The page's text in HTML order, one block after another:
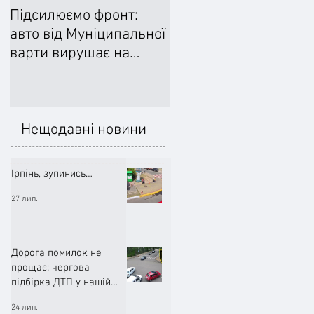
Підсилюємо фронт:
авто від Муніципальної
варти вирушає на
Нещодавні новини
Ірпінь, зупинись…
27 лип.
Дорога помилок не
прощає: чергова
підбірка ДТП у нашій
24 лип.